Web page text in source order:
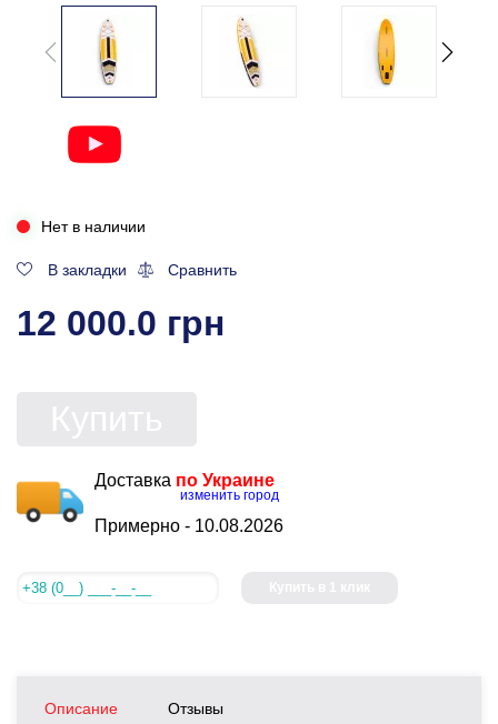
Нет в наличии
В закладки Сравнить
12 000.0 грн
Доставка по Украине
изменить город
Примерно - 10.08.2026
Описание Отзывы